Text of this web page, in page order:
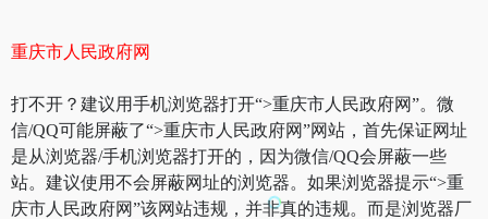
重庆市人民政府网
打不开？建议用手机浏览器打开“>重庆市人民政府网”。微
信/QQ可能屏蔽了“>重庆市人民政府网”网站，首先保证网址
是从浏览器/手机浏览器打开的，因为微信/QQ会屏蔽一些
站。建议使用不会屏蔽网址的浏览器。如果浏览器提示“>重
庆市人民政府网”该网站违规，并非真的违规。而是浏览器厂